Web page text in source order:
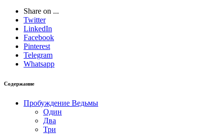
Share on ...
Twitter
LinkedIn
Facebook
Pinterest
Telegram
Whatsapp
Содержание
Пробуждение Ведьмы
Один
Два
Три